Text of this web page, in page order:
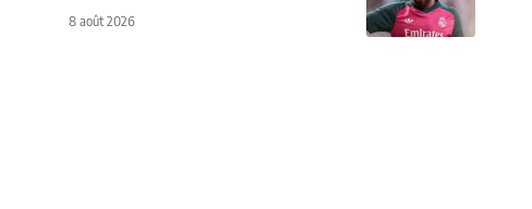
8 août 2026